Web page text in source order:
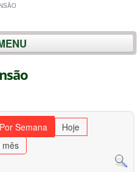
Por Semana
Hoje
mês